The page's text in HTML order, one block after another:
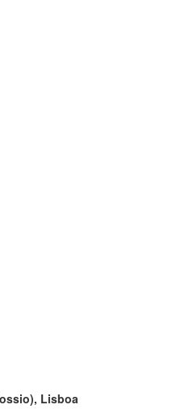
Lisboa